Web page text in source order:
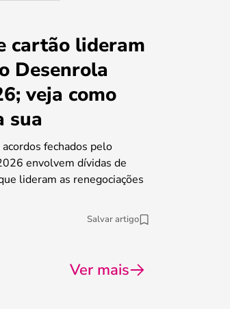
cartão lideram
Desenrola
veja como
sua
fechados pelo
envolvem dívidas de
lideram as renegociações
Salvar artigo
Ver mais